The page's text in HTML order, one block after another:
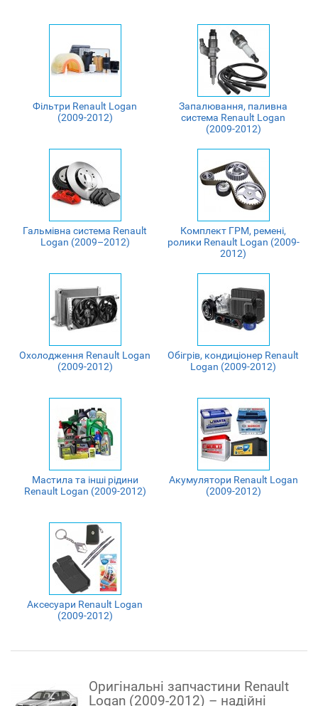
Фільтри Renault Logan
(2009-2012)
Запалювання, паливна
система Renault Logan
(2009-2012)
Гальмівна система Renault
Logan (2009–2012)
Комплект ГРМ, ремені,
ролики Renault Logan (2009-
2012)
Охолодження Renault Logan
(2009-2012)
Обігрів, кондиціонер Renault
Logan (2009-2012)
Мастила та інші рідини
Renault Logan (2009-2012)
Акумулятори Renault Logan
(2009-2012)
Аксесуари Renault Logan
(2009-2012)
Оригінальні запчастини Renault
Logan (2009-2012) – надійні